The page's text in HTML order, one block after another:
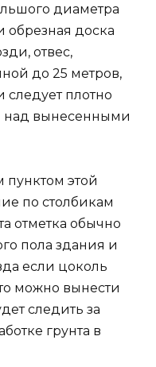
диаметра
обрезная доска
отвес,
до 25 метров,
следует плотно
над вынесенными
этой
по столбикам
отметка обычно
пола здания и
если цоколь
можно вынести
следить за
грунта в